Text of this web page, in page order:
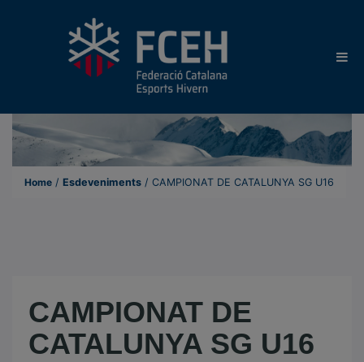
Home / Esdeveniments / CAMPIONAT DE CATALUNYA SG U16
CAMPIONAT DE
CATALUNYA SG U16